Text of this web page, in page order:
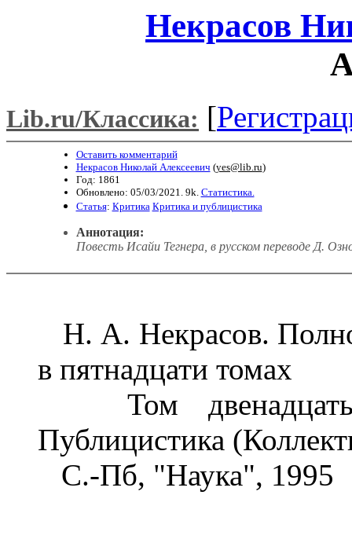
Некрасов
Lib.ru/Классика: [
Оставить комментарий
Некрасов Николай Алексеевич (yes@lib.ru)
Год: 1861
Обновлено: 05/03/2021. 9k. Статистика.
Статья: Критика Критика и публицистика
Аннотация:
Повесть Исайи Тегнера, в русском переводе Д.
Н. А. Некрасов.
в пятнадцати томах
Том
Публицистика
С.-Пб, "Наука", 1995